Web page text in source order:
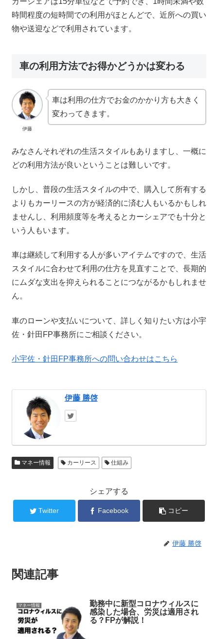
時間程度の短時間での利用がほとんどで、近所への買い
物や送迎などで利用されています。
車の利用方法でお得かどうかは変わる
伊藤
車は利用の仕方でお金のかかり方も大きく
変わってきます。
みなさんそれぞれの生活スタイルもありますし、一概に
どの利用方法が良いということは難しいです。
しかし、普段の生活スタイルの中で、購入して所有する
よりもカーリースの方が経済的に済む人もいるかもしれ
ませんし、利用頻度等を考えるとカーシェアでも十分と
いう人もいます。
車は継続して利用する人が多いアイテムですので、生活
スタイルに合わせて利用の仕方を見直すことで、長期的
にムダな支出を抑えられることにつながるかもしれませ
ん。
車のローンや支払いについて、詳しく知りたい方は小宇
佐・針田FP事務所にご相談ください。
小宇佐・針田FP事務所への問い合わせはこちら
伊藤 勝啓
マネー情報 カーリース 仕組み
シェアする
Twitter Facebook コピー
伊藤 勝啓
関連記事
マネー情報
勤務中に新型コロナウィルスに
感染した場合、労災は適用され
る？FPが解説！